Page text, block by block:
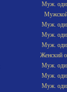
Муж.
Муж.
Муж.
Муж.
Женский
Муж.
Муж.
Муж.